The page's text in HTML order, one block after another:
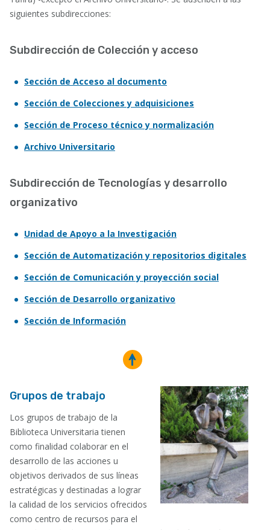
siguientes subdirecciones:
Subdirección de Colección y acceso
Sección de Acceso al documento
Sección de Colecciones y adquisiciones
Sección de Proceso técnico y normalización
Archivo Universitario
Subdirección de Tecnologías y desarrollo
organizativo
Unidad de Apoyo a la Investigación
Sección de Automatización y repositorios digitales
Sección de Comunicación y proyección social
Sección de Desarrollo organizativo
Sección de Información
Grupos de trabajo
Los grupos de trabajo de la
Biblioteca Universitaria tienen
como finalidad colaborar en el
desarrollo de las acciones u
objetivos derivados de sus líneas
estratégicas y destinadas a lograr
la calidad de los servicios ofrecidos
como centro de recursos para el